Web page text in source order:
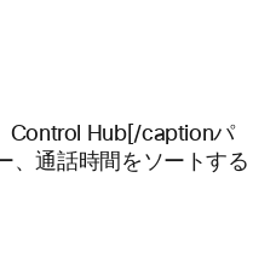
Control Hub[/captionパ
、通話時間をソートする